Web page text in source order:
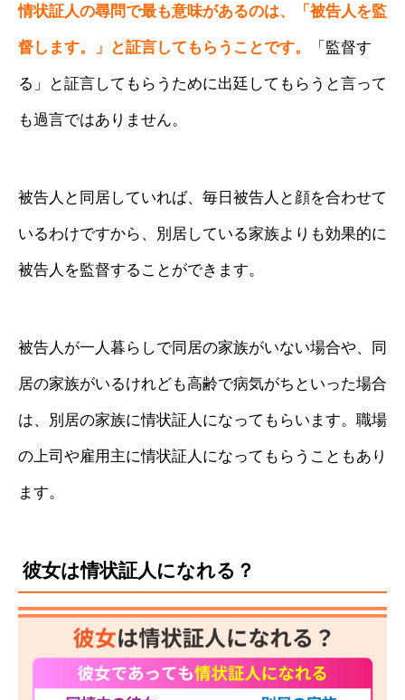
情状証人の尋問で最も意味があるのは、「被告人を監
督します。」と証言してもらうことです。 「監督す
る」と証言してもらうために出廷してもらうと言って
も過言ではありません。
被告人と同居していれば、毎日被告人と顔を合わせて
いるわけですから、別居している家族よりも効果的に
被告人を監督することができます。
被告人が一人暮らしで同居の家族がいない場合や、同
居の家族がいるけれども高齢で病気がちといった場合
は、別居の家族に情状証人になってもらいます。職場
の上司や雇用主に情状証人になってもらうこともあり
ます。
彼女は情状証人になれる？